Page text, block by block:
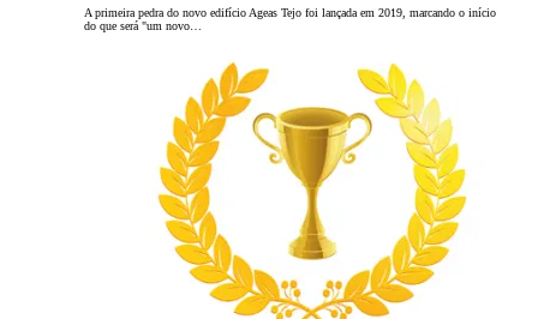
A primeira pedra do novo edifício Ageas Tejo foi lançada em 2019, marcando o início
do que será "um novo…